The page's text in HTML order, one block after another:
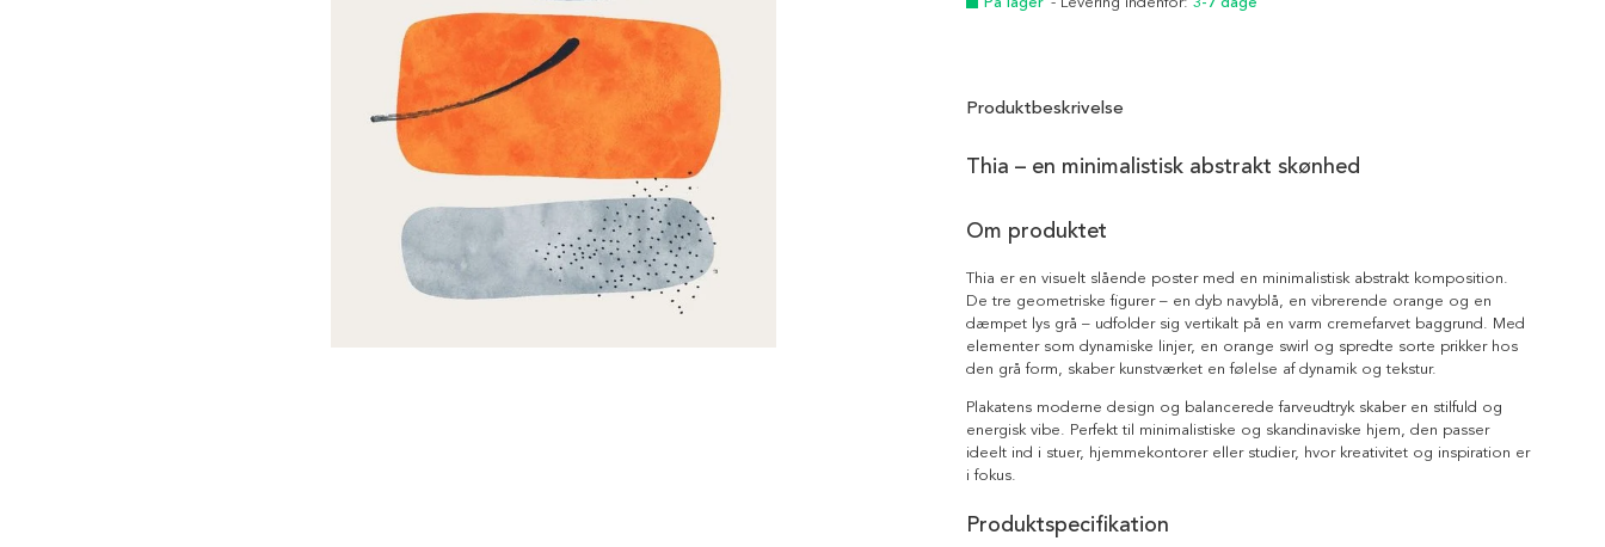
Produktbeskrivelse
Thia – en minimalistisk abstrakt skønhed
Om produktet
Thia er en visuelt slående poster med en minimalistisk abstrakt komposition.
De tre geometriske figurer – en dyb navyblå, en vibrerende orange og en
dæmpet lys grå – udfolder sig vertikalt på en varm cremefarvet baggrund. Med
elementer som dynamiske linjer, en orange swirl og spredte sorte prikker hos
den grå form, skaber kunstværket en følelse af dynamik og tekstur.
Plakatens moderne design og balancerede farveudtryk skaber en stilfuld og
energisk vibe. Perfekt til minimalistiske og skandinaviske hjem, den passer
ideelt ind i stuer, hjemmekontorer eller studier, hvor kreativitet og inspiration er
i fokus.
Produktspecifikation